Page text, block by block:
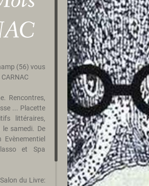
(56) vous
Rencontres,
... Placette
littéraires,
samedi. De
et Spa
du Livre: